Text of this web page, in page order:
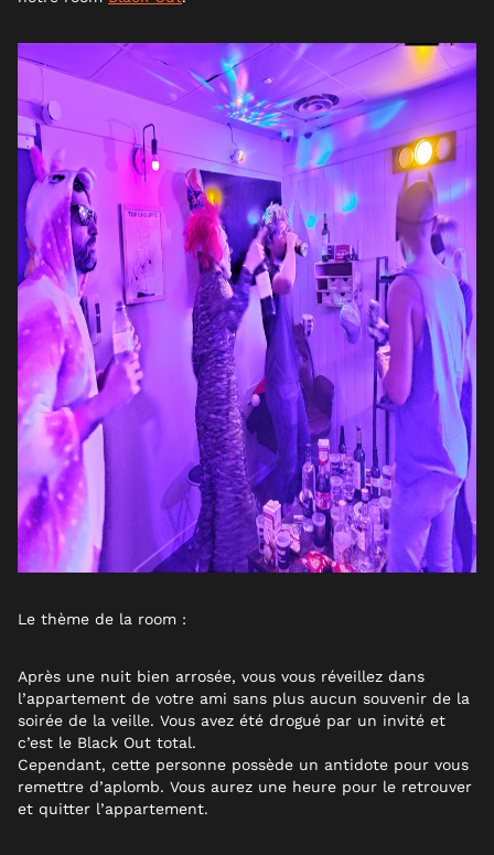
Le thème de la room :
Après une nuit bien arrosée, vous vous réveillez dans
l’appartement de votre ami sans plus aucun souvenir de la
soirée de la veille. Vous avez été drogué par un invité et
c’est le Black Out total.
Cependant, cette personne possède un antidote pour vous
remettre d’aplomb. Vous aurez une heure pour le retrouver
et quitter l’appartement.